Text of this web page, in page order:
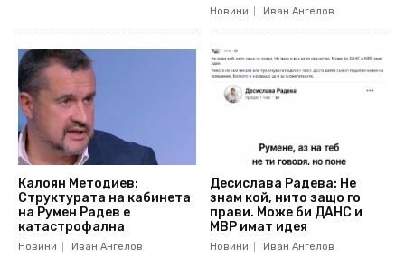
Новини Иван Ангелов
Калоян Методиев:
Структурата на кабинета
на Румен Радев е
катастрофална
Новини Иван Ангелов
Десислава Радева: Не
знам кой, нито защо го
прави. Може би ДАНС и
МВР имат идея
Новини Иван Ангелов